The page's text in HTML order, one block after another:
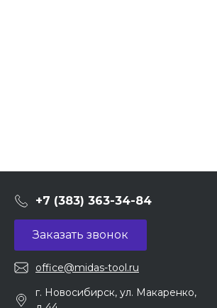
+7 (383) 363-34-84
Заказать звонок
office@midas-tool.ru
г. Новосибирск, ул. Макаренко,